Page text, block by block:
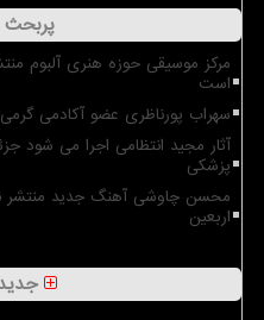
پربحث
مرکز موسیقی حوزه هنری آلبوم
است
سهراب پورناظری عضو آکادمی
آثار مجید انتظامی اجرا می شود
پزشکی
محسن چاوشی آهنگ جدید منتشر
اربعین